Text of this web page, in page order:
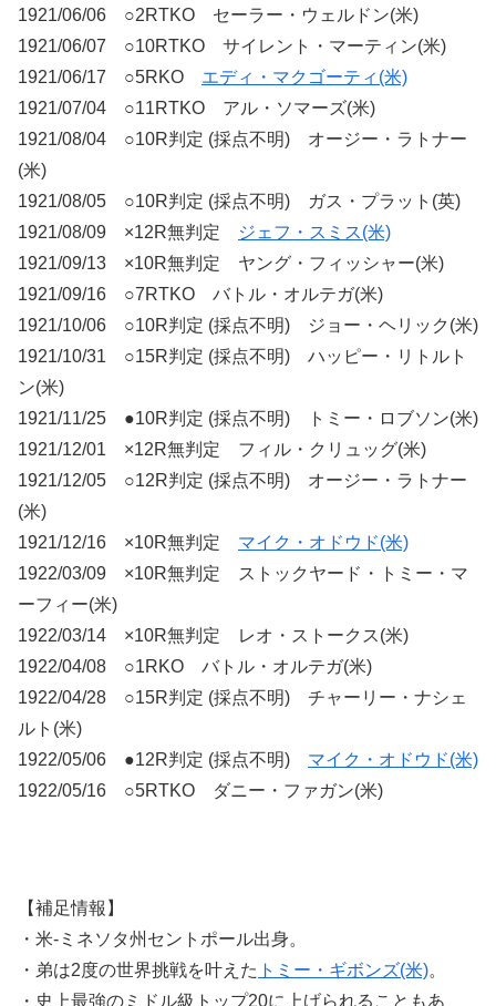
1921/06/06 ○2RTKO セーラー・ウェルドン(米)
1921/06/07 ○10RTKO サイレント・マーティン(米)
1921/06/17 ○5RKO エディ・マクゴーティ(米)
1921/07/04 ○11RTKO アル・ソマーズ(米)
1921/08/04 ○10R判定 (採点不明) オージー・ラトナー
(米)
1921/08/05 ○10R判定 (採点不明) ガス・プラット(英)
1921/08/09 ×12R無判定
ジェフ・スミス(米)
1921/09/13 ×10R無判定 ヤング・フィッシャー(米)
1921/09/16 ○7RTKO バトル・オルテガ(米)
1921/10/06 ○10R判定 (採点不明) ジョー・ヘリック(米)
1921/10/31 ○15R判定 (採点不明) ハッピー・リトルト
ン(米)
1921/11/25 ●10R判定 (採点不明) トミー・ロブソン(米)
1921/12/01 ×12R無判定 フィル・クリュッグ(米)
1921/12/05 ○12R判定 (採点不明) オージー・ラトナー
(米)
1921/12/16 ×10R無判定 マイク・オドウド(米)
1922/03/09 ×10R無判定 ストックヤード・トミー・マ
ーフィー(米)
1922/03/14 ×10R無判定 レオ・ストークス(米)
1922/04/08 ○1RKO バトル・オルテガ(米)
1922/04/28 ○15R判定 (採点不明) チャーリー・ナシェ
ルト(米)
1922/05/06 ●12R判定 (採点不明) マイク・オドウド(米)
1922/05/16 ○5RTKO ダニー・ファガン(米)
【補足情報】
・米-ミネソタ州セントポール出身。
・弟は2度の世界挑戦を叶えた トミー・ギボンズ(米)。
・史上最強のミドル級トップ20に上げられることもあ